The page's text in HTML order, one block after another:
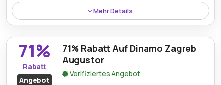
Mehr Details
Das Recovery-T-Shirt ist im Rahmen des aktuellen
Castore-Angebots um 74% reduziert.
71%
Rabatt
Angebot
71% Rabatt Auf Dinamo Zagreb
Augustor
Verifiziertes Angebot